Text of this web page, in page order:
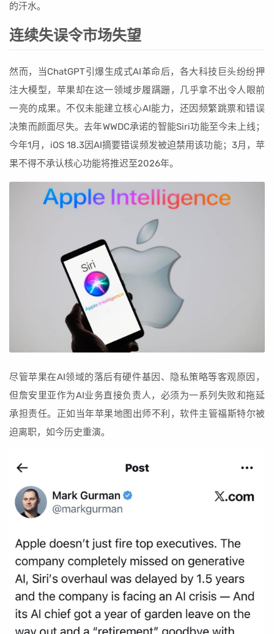
的汗水。
连续失误令市场失望
然而，当ChatGPT引爆生成式AI革命后，各大科技巨头纷纷押
注大模型，苹果却在这一领域步履蹒跚，几乎拿不出令人眼前
一亮的成果。不仅未能建立核心AI能力，还因频繁跳票和错误
决策而颜面尽失。去年WWDC承诺的智能Siri功能至今未上线；
今年1月，iOS 18.3因AI摘要错误频发被迫禁用该功能；3月，苹
果不得不承认核心功能将推迟至2026年。
尽管苹果在AI领域的落后有硬件基因、隐私策略等客观原因，
但詹安里亚作为AI业务直接负责人，必须为一系列失败和拖延
承担责任。正如当年苹果地图出师不利，软件主管福斯特尔被
迫离职，如今历史重演。